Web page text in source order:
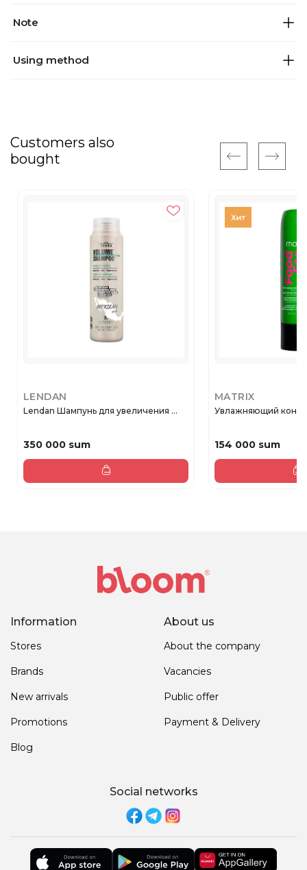
Note
Using method
Customers also
bought
LENDAN
Lendan Шампунь для увеличения ...
350 000 sum
MATRIX
Увлажняющий
154 000 sum
Information
Stores
Brands
New arrivals
Promotions
Blog
About us
About the company
Vacancies
Public offer
Payment & Delivery
Social networks